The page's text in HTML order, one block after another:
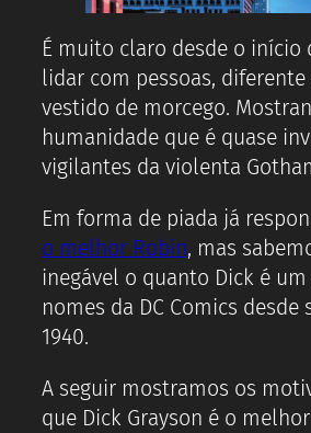
É muito claro desde o início
lidar com pessoas,
vestido de morcego.
humanidade que é quase
vigilantes da violenta
Em forma de piada já
o melhor Robin, mas
inegável o quanto Dick é
nomes da DC Comics desde
1940.
A seguir mostramos os
que Dick Grayson é o